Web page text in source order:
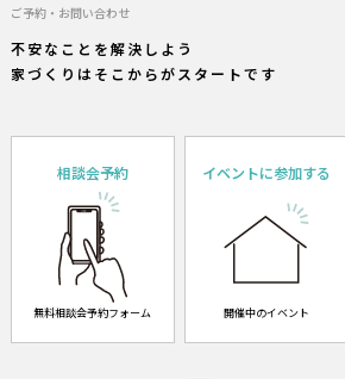
ご予約・お問い合わせ
不安なことを解決しよう
家づくりはそこからがスタートです
相談会予約
無料相談会予約フォーム
イベントに参加する
開催中のイベント